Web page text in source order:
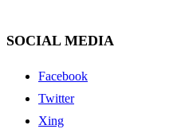
SOCIAL MEDIA
Facebook
Twitter
Xing